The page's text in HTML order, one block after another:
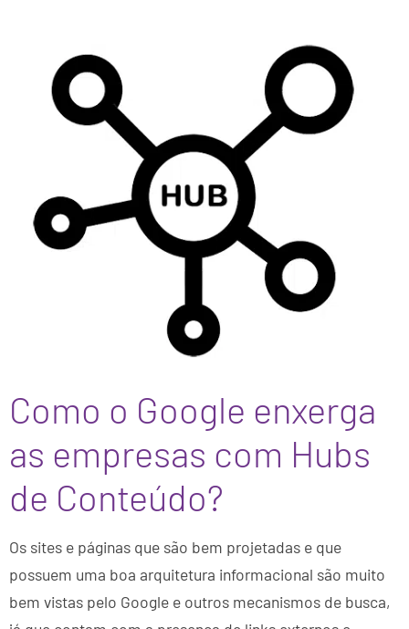
Como o Google enxerga
as empresas com Hubs
de Conteúdo?
Os sites e páginas que são bem projetadas e que
possuem uma boa arquitetura informacional são muito
bem vistas pelo Google e outros mecanismos de busca,